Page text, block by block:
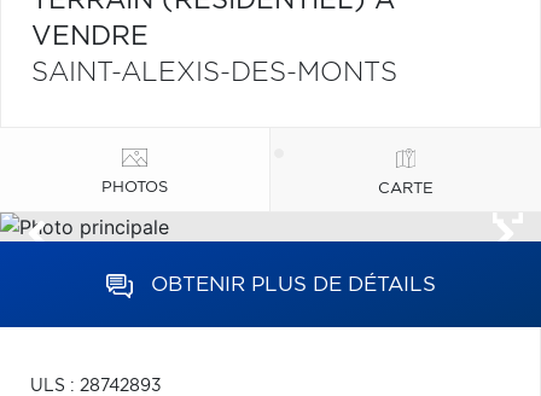
VENDRE
SAINT-ALEXIS-DES-MONTS
PHOTOS CARTE
OBTENIR PLUS DE DÉTAILS
ULS : 28742893